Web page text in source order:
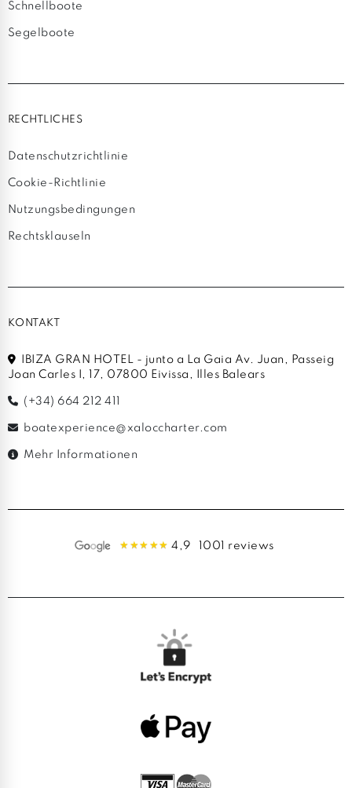
Schnellboote
Segelboote
RECHTLICHES
Datenschutzrichtlinie
Cookie-Richtlinie
Nutzungsbedingungen
Rechtsklauseln
KONTAKT
IBIZA GRAN HOTEL - junto a La Gaia Av. Juan, Passeig
Joan Carles I, 17, 07800 Eivissa, Illes Balears
(+34) 664 212 411
boatexperience@xaloccharter.com
Mehr Informationen
4,9 1001 reviews